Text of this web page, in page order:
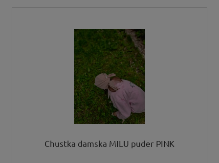
Chustka damska MILU puder PINK